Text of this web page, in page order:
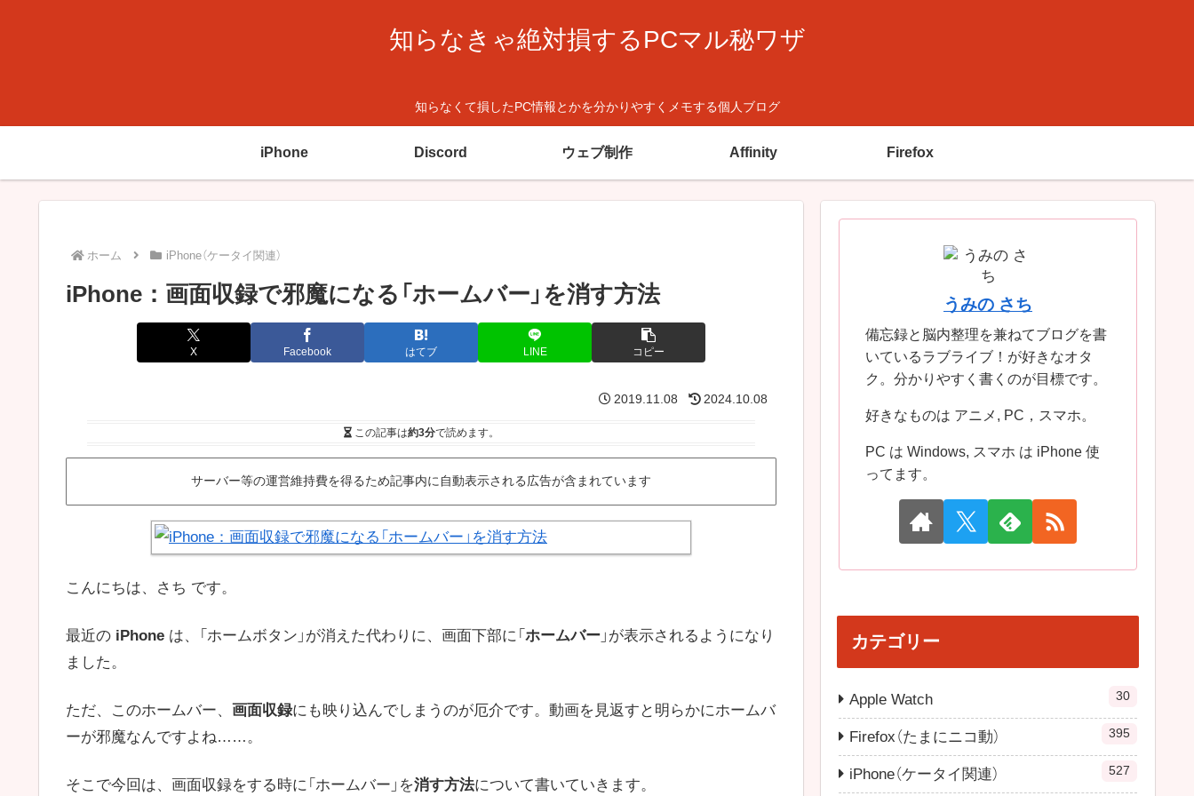
知らなきゃ絶対損するPCマル秘ワザ
知らなくて損したPC情報とかを分かりやすくメモする個人ブログ
iPhone Discord ウェブ制作 Affinity Firefox
ホーム iPhone（ケータイ関連）
iPhone：画面収録で邪魔になる「ホームバー」を消す方法
X Facebook はてブ LINE コピー
2019.11.08 2024.10.08
この記事は約3分で読めます。
サーバー等の運営維持費を得るため記事内に自動表示される広告が含まれています
こんにちは、さち です。
最近の iPhone は、「ホームボタン」が消えた代わりに、画面下部に「 ホームバー 」が表示されるようになり
ました。
ただ、このホームバー、 画面収録にも映り込んでしまうのが厄介です。動画を見返すと明らかにホームバ
ーが邪魔なんですよね……。
そこで今回は、画面収録をする時に「ホームバー」を消す方法について書いていきます。
うみの さち
備忘録と脳内整理を兼ねてブログを書
いているラブライブ！が好きなオタ
ク。分かりやすく書くのが目標です。
好きなものは アニメ, PC，スマホ。
PC は Windows, スマホ は iPhone 使
ってます。
カテゴリー
Apple Watch 30
Firefox（たまにニコ動） 395
iPhone（ケータイ関連） 527